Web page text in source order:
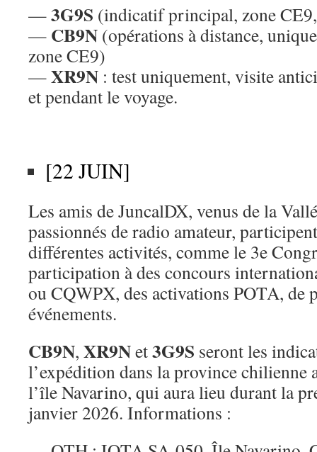
—3G9S (indicatif principal, zone
— CB9N (opérations à distance,
zone CE9)
—XR9N : test uniquement, visite
et pendant le voyage.
[22 JUIN]
Les amis de JuncalDX, venus de la
passionnés de radio amateur,
différentes activités, comme le 3e
participation à des concours
ou CQWPX, des activations POTA, de
événements.
CB9N, XR9Net3G9S seront les
l’expédition dans la province chilienne
l’île Navarino, qui aura lieu durant la
janvier 2026. Informations :